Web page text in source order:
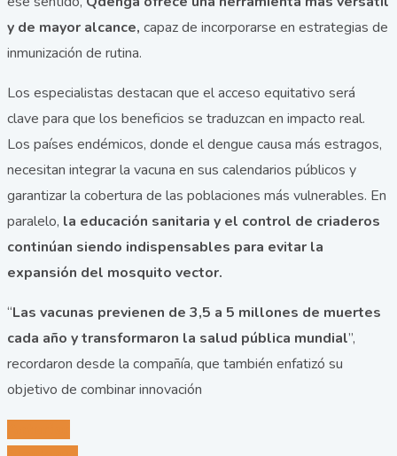
y de mayor alcance, capaz de incorporarse en estrategias de
inmunización de rutina.
Los especialistas destacan que el acceso equitativo será
clave para que los beneficios se traduzcan en impacto real.
Los países endémicos, donde el dengue causa más estragos,
necesitan integrar la vacuna en sus calendarios públicos y
garantizar la cobertura de las poblaciones más vulnerables. En
paralelo, la educación sanitaria y el control de criaderos
continúan siendo indispensables para evitar la
expansión del mosquito vector.
“Las vacunas previenen de 3,5 a 5 millones de muertes
cada año y transformaron la salud pública mundial”,
recordaron desde la compañía, que también enfatizó su
objetivo de combinar innovación